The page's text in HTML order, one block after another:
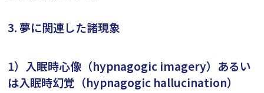
3. 夢に関連した諸現象
1）入眠時心像（hypnagogic imagery）あるい
は入眠時幻覚（hypnagogic hallucination）